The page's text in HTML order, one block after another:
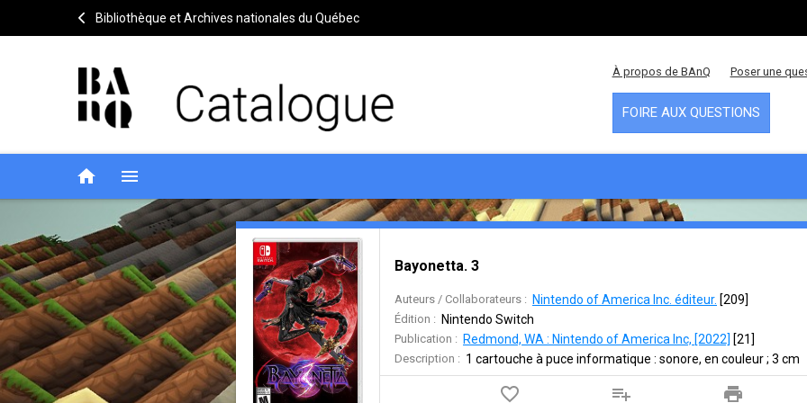
Bibliothèque et Archives nationales du Québec
À propos de BAnQ Poser une
FOIRE AUX QUESTIONS
home menu
Bayonetta.
3
Entête
de
la
notice
Bayonetta. 3
Auteurs / Collaborateurs : Nintendo of America Inc. éditeur. [209]
Édition : Nintendo Switch
Publication : Redmond, WA : Nintendo of America Inc, [2022] [21 ]
Description : 1 cartouche à puce informatique : sonore, en couleur ; 3 cm
favorite_border playlist_add print